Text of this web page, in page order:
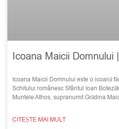
Icoana Maicii Domnului
Icoana Maicii Domnului este o icoană
Schitului românesc Sfântul Ioan
Muntele Athos, supranumit Grădina
CITEȘTE MAI MULT